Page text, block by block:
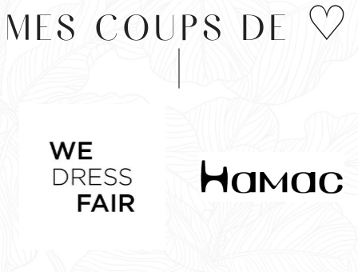
MES COUPS DE ♡